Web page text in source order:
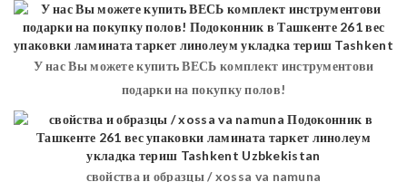
У нас Вы можете купить ВЕСЬ комплект инструментови
подарки на покупку полов!
свойства и образцы / xossa va namuna